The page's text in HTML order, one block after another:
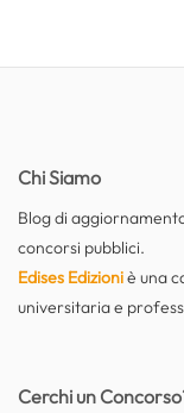
Chi Siamo
Blog di
concorsi pubblici.
Edises Edizioniè una
universitaria e
Cerchi un